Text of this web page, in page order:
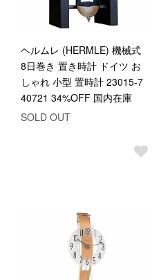
ヘルムレ (HERMLE) 機械式
8日巻き 置き時計 ドイツ お
しゃれ 小型 置時計 23015-7
40721 34%OFF 国内在庫
SOLD OUT